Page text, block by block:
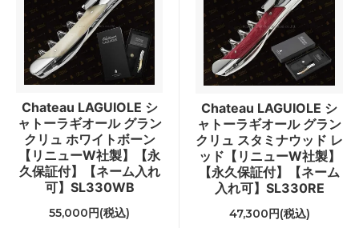
Chateau LAGUIOLE シ
ャトーラギオール グラン
クリュ ホワイトボーン
【リニューW社製】【永
久保証付】【ネーム入れ
可】SL330WB
55,000円(税込)
Chateau LAGUIOLE シ
ャトーラギオール グラン
クリュ スタミナウッド レ
ッド【リニューW社製】
【永久保証付】【ネーム
入れ可】SL330RE
47,300円(税込)